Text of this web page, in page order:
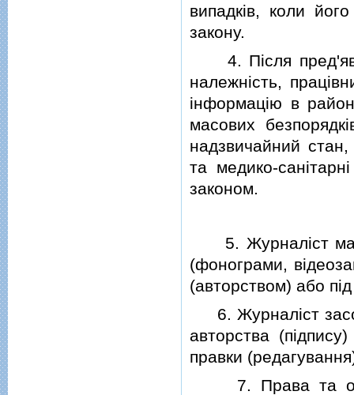
випадкiв, коли
закону.
4. Пiсля
належнiсть,
iнформацiю в
масових
надзвичайний
та медико-
законом.
5. Журналiст має
(фонограми,
(авторством) або
6. Журналiст
авторства
правки
7. Права та